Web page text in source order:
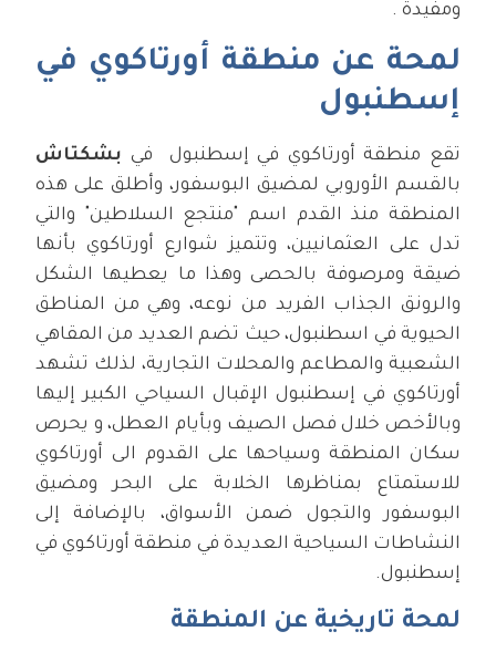
ومفيدة .
لمحة عن منطقة أورتاكوي في
إسطنبول
تقع منطقة أورتاكوي في إسطنبول في بشكتاش
بالقسم الأوروبي لمضيق البوسفور، وأطلق على هذه
المنطقة منذ القدم اسم "منتجع السلاطين" والتي
تدل على العثمانيين، وتتميز شوارع أورتاكوي بأنها
ضيقة ومرصوفة بالحصى وهذا ما يعطيها الشكل
والرونق الجذاب الفريد من نوعه، وهي من المناطق
الحيوية في اسطنبول، حيث تضم العديد من المقاهي
الشعبية والمطاعم والمحلات التجارية، لذلك تشهد
أورتاكوي في إسطنبول الإقبال السياحي الكبير إليها
وبالأخص خلال فصل الصيف وبأيام العطل، و يحرص
سكان المنطقة وسياحها على القدوم الى أورتاكوي
للاستمتاع بمناظرها الخلابة على البحر ومضيق
البوسفور والتجول ضمن الأسواق، بالإضافة إلى
النشاطات السياحية العديدة في منطقة أورتاكوي في
إسطنبول.
لمحة تاريخية عن المنطقة